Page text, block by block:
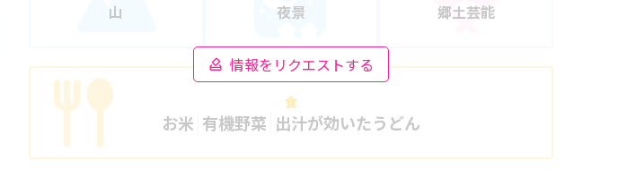
情報をリクエストする
山 夜景 郷土芸能
食
お米 有機野菜 出汁が効いたうどん